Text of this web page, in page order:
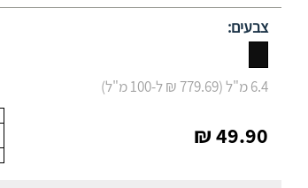
צבעים:
6.4 מ"ל (779.69 ₪ ל-100 מ"ל)
49.90 ₪